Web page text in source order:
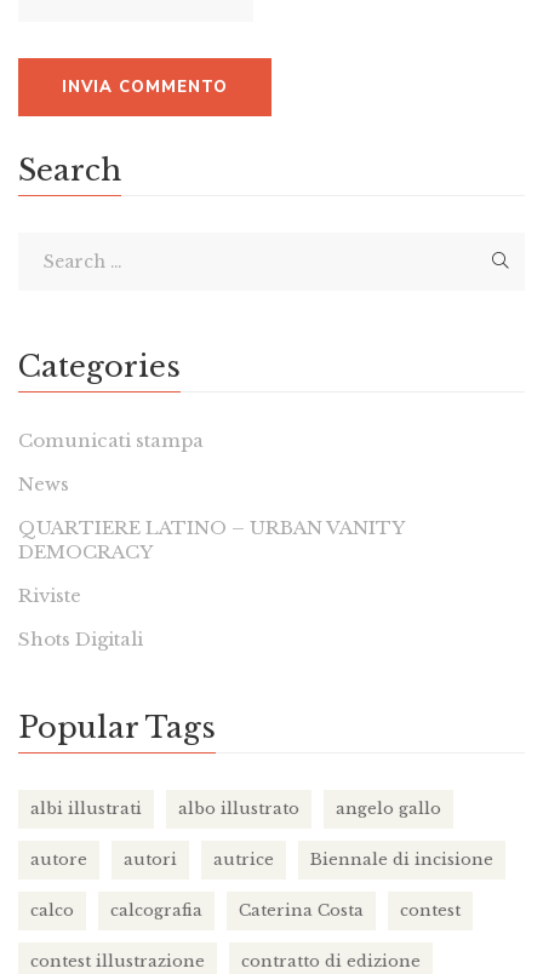
Search
Categories
Comunicati stampa
News
QUARTIERE LATINO – URBAN VANITY
DEMOCRACY
Riviste
Shots Digitali
Popular Tags
albi illustrati albo illustrato angelo gallo
autore autori autrice Biennale di incisione
calco calcografia Caterina Costa contest
contest illustrazione contratto di edizione